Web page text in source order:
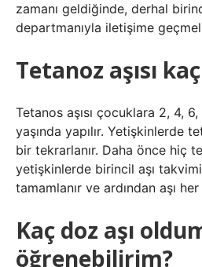
zamanı geldiğinde, derhal
departmanıyla iletişime
Tetanoz aşısı
Tetanos aşısı çocuklara 2, 4,
yaşında yapılır. Yetişkinlerde
bir tekrarlanır. Daha önce hiç
yetişkinlerde birincil aşı
tamamlanır ve ardından aşı
Kaç doz aşı
öğrenebilirim?